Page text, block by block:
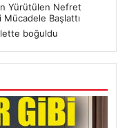
Yürütülen Nefret
Mücadele Başlattı
boğuldu